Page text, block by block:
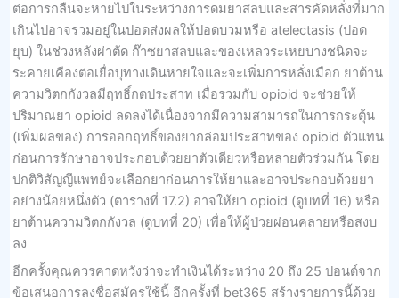
ต่อการกลืนจะหายไปในระหว่างการดมยาสลบและสารคัดหลั่งที่มาก
เกินไปอาจรวมอยู่ในปอดส่งผลให้ปอดบวมหรือ atelectasis (ปอด
ยุบ) ในช่วงหลังผ่าตัด ก๊าซยาสลบและของเหลวระเหยบางชนิดจะ
ระคายเคืองต่อเยื่อบุทางเดินหายใจและจะเพิ่มการหลั่งเมือก ยาต้าน
ความวิตกกังวลมีฤทธิ์กดประสาท เมื่อรวมกับ opioid จะช่วยให้
ปริมาณยา opioid ลดลงได้เนื่องจากมีความสามารถในการกระตุ้น
(เพิ่มผลของ) การออกฤทธิ์ของยากล่อมประสาทของ opioid ตัวแทน
ก่อนการรักษาอาจประกอบด้วยยาตัวเดียวหรือหลายตัวร่วมกัน โดย
ปกติวิสัญญีแพทย์จะเลือกยาก่อนการให้ยาและอาจประกอบด้วยยา
อย่างน้อยหนึ่งตัว (ตารางที่ 17.2) อาจให้ยา opioid (ดูบทที่ 16) หรือ
ยาต้านความวิตกกังวล (ดูบทที่ 20) เพื่อให้ผู้ป่วยผ่อนคลายหรือสงบ
ลง
อีกครั้งคุณควรคาดหวังว่าจะทำเงินได้ระหว่าง 20 ถึง 25 ปอนด์จาก
ข้อเสนอการลงชื่อสมัครใช้นี้ อีกครั้งที่ bet365 สร้างรายการนี้ด้วย